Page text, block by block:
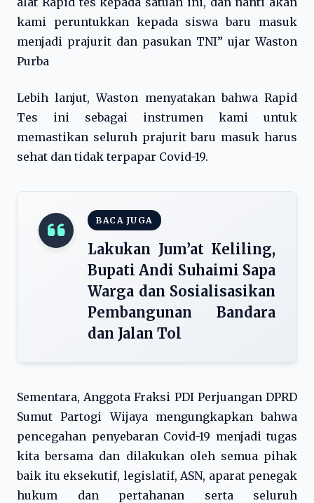
kami peruntukkan kepada siswa baru masuk
menjadi prajurit dan pasukan TNI” ujar Waston
Purba
Lebih lanjut, Waston menyatakan bahwa Rapid
Tes ini sebagai instrumen kami untuk
memastikan seluruh prajurit baru masuk harus
sehat dan tidak terpapar Covid-19.
BACA JUGA
Lakukan Jum’at Keliling,
Bupati Andi Suhaimi Sapa
Warga dan Sosialisasikan
Pembangunan Bandara
dan Jalan Tol
Sementara, Anggota Fraksi PDI Perjuangan DPRD
Sumut Partogi Wijaya mengungkapkan bahwa
pencegahan penyebaran Covid-19 menjadi tugas
kita bersama dan dilakukan oleh semua pihak
baik itu eksekutif, legislatif, ASN, aparat penegak
hukum dan pertahanan serta seluruh